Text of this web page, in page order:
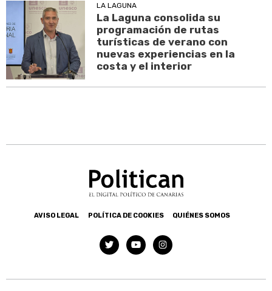
LA LAGUNA
La Laguna consolida su
programación de rutas
turísticas de verano con
nuevas experiencias en la
costa y el interior
AVISO LEGAL POLÍTICA DE COOKIES QUIÉNES SOMOS